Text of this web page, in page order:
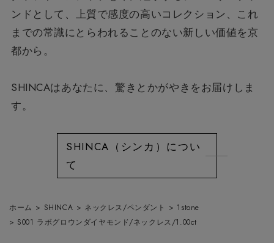
ンドとして、 上質で感度の高いコレクション、 これ
までの常識にとらわれることのない新しい価値を京
都から。
SHINCAはあなたに、驚きとかがやきをお届けしま
す。
SHINCA（シンカ）につい
て
ホーム > SHINCA > ネックレス/ペンダント > 1stone
> S001 ラボグロウンダイヤモンド/ネックレス/1.00ct